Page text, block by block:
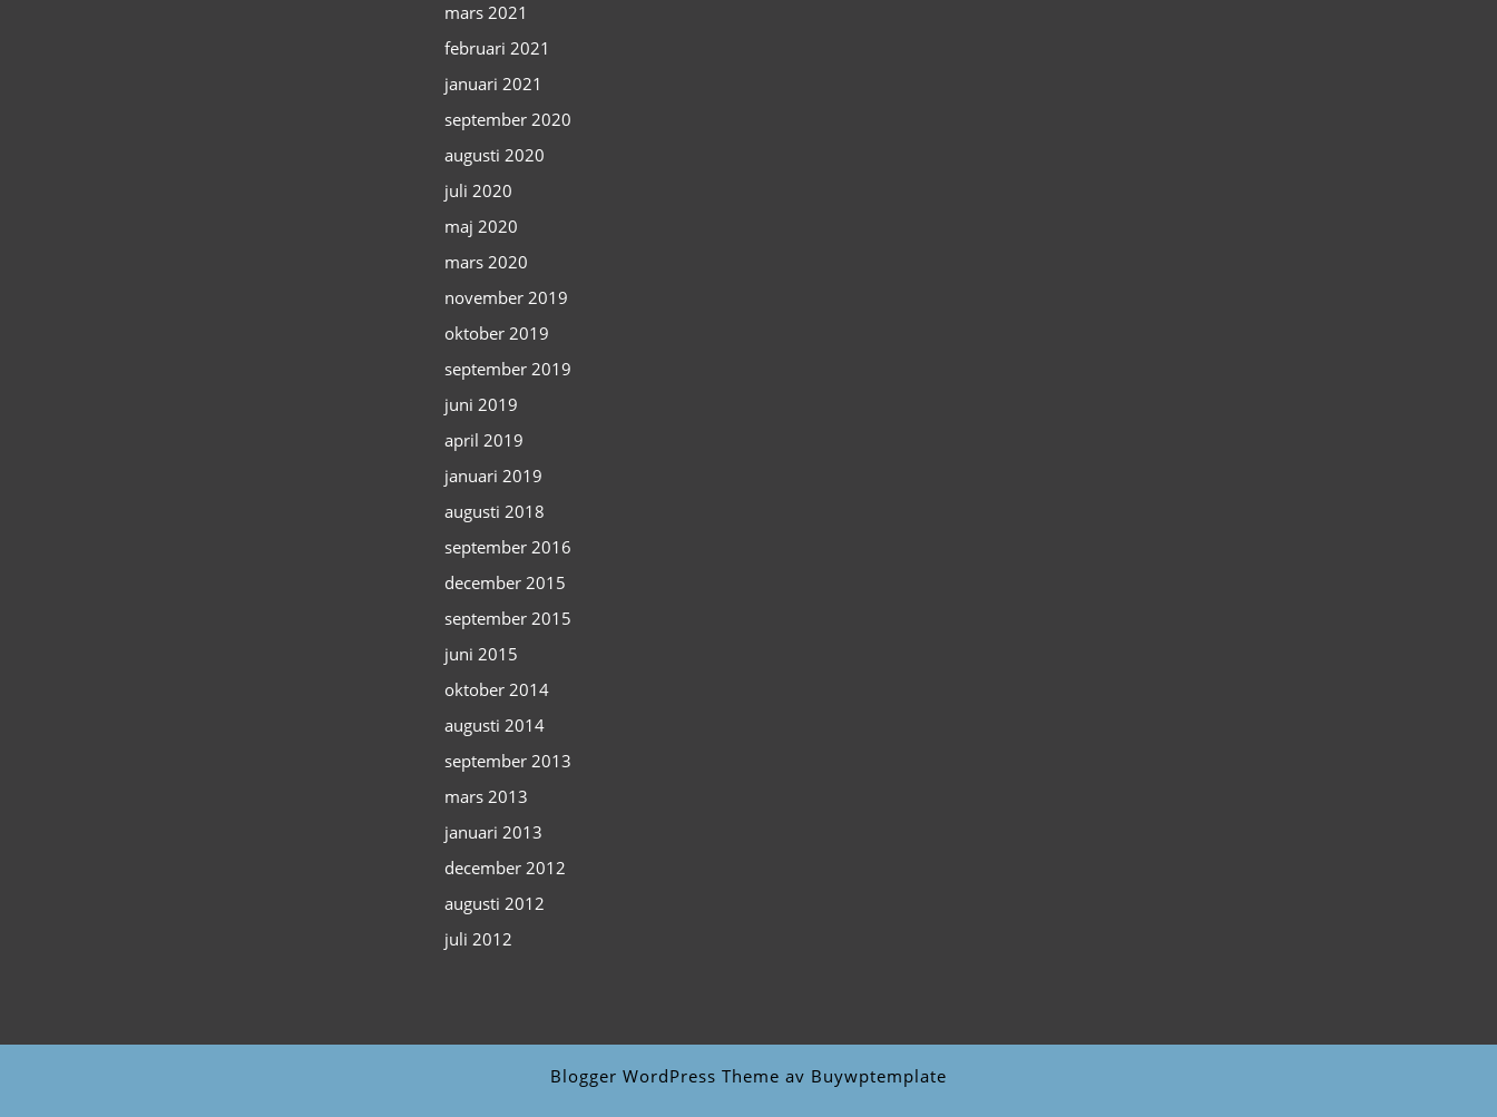
mars 2021
februari 2021
januari 2021
september 2020
augusti 2020
juli 2020
maj 2020
mars 2020
november 2019
oktober 2019
september 2019
juni 2019
april 2019
januari 2019
augusti 2018
september 2016
december 2015
september 2015
juni 2015
oktober 2014
augusti 2014
september 2013
mars 2013
januari 2013
december 2012
augusti 2012
juli 2012
Blogger WordPress Theme av Buywptemplate